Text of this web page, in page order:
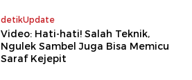
detikUpdate
Video: Hati-hati! Salah Teknik,
Ngulek Sambel Juga Bisa Memicu
Saraf Kejepit